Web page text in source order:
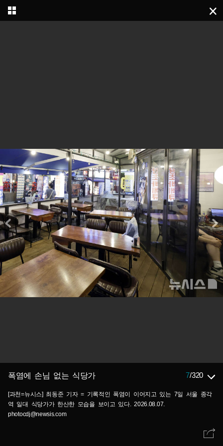
폭염에 손님 없는 식당가 7/320
[과천=뉴시스] 최동준 기자 = 기록적인 폭염이 이어지고 있는 7일 서울 종각
역 일대 식당가가 한산한 모습을 보이고 있다. 2026.08.07.
photocdj@newsis.com